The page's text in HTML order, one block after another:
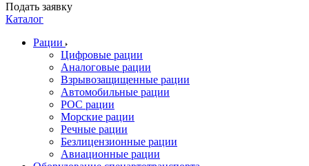
Подать заявку
Каталог
Рации
Цифровые рации
Аналоговые рации
Взрывозащищенные рации
Автомобильные рации
POC рации
Морские рации
Речные рации
Безлицензионные рации
Авиационные рации